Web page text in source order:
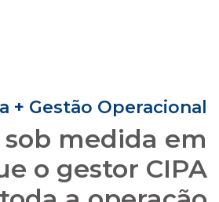
do dia a dia
e obras, com gestão
e proporcionando mais